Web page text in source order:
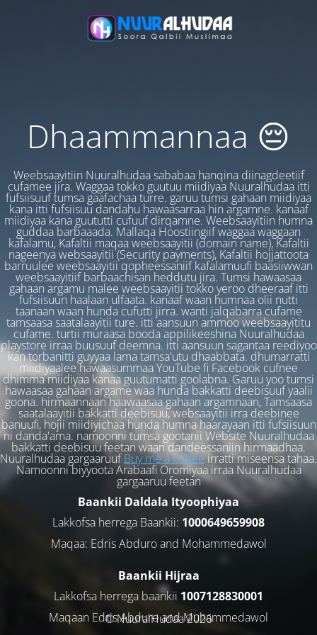
Dhaammannaa 😔
Weebsaayitiin Nuuralhudaa sababaa hanqina diinagdeetiif
cufamee jira. Waggaa tokko guutuu miidiyaa Nuuralhudaa itti
fufsiisuuf tumsa gaafachaa turre. garuu tumsi gahaan miidiyaa
kana itti fufsiisuu dandahu hawaasarraa hin argamne. kanaaf
miidiyaa kana guututti cufuuf dirqamne. Weebsaayitiin humna
guddaa barbaaada. Mallaqa Hoostiingiif waggaa waggaan
kafalamu, Kafaltii maqaa weebsaayitii (domain name), Kafaltii
nageenya websaayitii (Security payments), Kafaltii hojjattoota
barruulee weebsaayitii qopheessaniif kafalamuufi baasiiwwan
weebsaayitiif barbaachisan heddutu jira. Tumsi hawaasaa
gahaan argamu malee weebsaayitii tokko yeroo dheeraaf itti
fufsiisuun haalaan ulfaata. kanaaf waan humnaa olii nutti
taanaan waan hunda cufutti jirra. wanti jalqabarra cufame
tamsaasa saatalaayitii ture. itti aansuun ammoo weebsaayititu
cufame. turtii muraasa booda appilikeeshina Nuuralhudaa
playstore irraa buusuuf deemna. itti aansuun sagantaa reediyoo
kan torbanitti guyyaa lama tamsa'utu dhaabbata. dhumarratti
miidiyaalee hawaasummaa YouTube fi Facebook cufnee
dhimma miidiyaa kanaa guutumatti goolabna. Garuu yoo tumsi
hawaasaa gahaan argame waa hunda bakkatti deebisuuf yaalii
goona. hirmaannaan haawaasaa gahaan argamnaan, Tamsaasa
saatalaayitii bakkatti deebisuu, websaayitii irra deebinee
banuufi, hojii miidiyichaa hunda humna haarayaan itti fufsiisuun
ni danda'ama. namoonni tumsa gootanii Website Nuuralhudaa
bakkatti deebisuu feetan waan dandeessaniin hirmaadhaa.
Nuuralhudaa gargaaruufBuy me a coffeeirratti miseensa tahaa.
Namoonni biyyoota Arabaafi Oromiyaa irraa Nuuralhudaa
gargaaruu feetan
Baankii Daldala Ityoophiyaa
Lakkofsa herrega Baankii: 1000649659908
Maqaa: Edris Abduro and Mohammedawol
Baankii Hijraa
Lakkofsa herrega baankii 1007128830001
Maqaan Edris Abduro and Muhammedawol
© NuuralHudaa 2026